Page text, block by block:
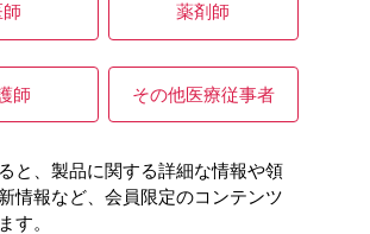
師 薬剤師
師 その他医療従事者
と、製品に関する詳細な情報や領
情報など、会員限定のコンテンツ
す。